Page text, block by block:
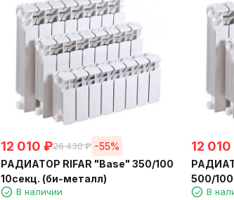
12 010 ₽26 430 ₽ -55%
РАДИАТОР RIFAR "Base" 350/100
10секц. (би-металл)
В наличии
12 010
500/
В